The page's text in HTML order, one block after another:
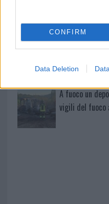
CONFIRM
Data Deletion
“Orgoglio e
Incendio nella
A fuoco un
vigili del fuoco